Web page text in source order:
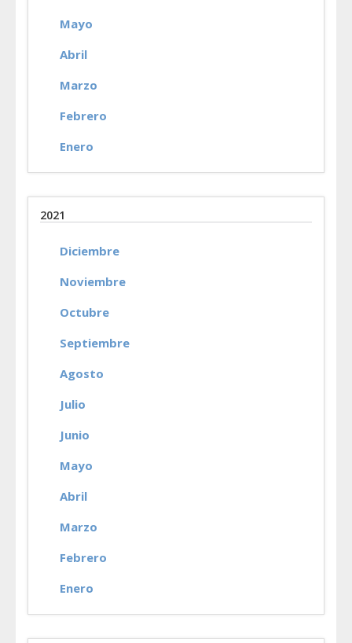
Mayo
Abril
Marzo
Febrero
Enero
2021
Diciembre
Noviembre
Octubre
Septiembre
Agosto
Julio
Junio
Mayo
Abril
Marzo
Febrero
Enero